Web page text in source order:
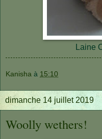
Laine
Kanisha à 15:10
dimanche 14 juillet 2019
Woolly wethers!